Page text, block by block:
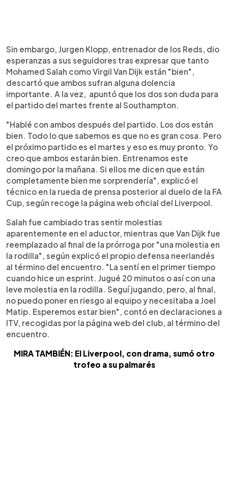
Sin embargo, Jurgen Klopp, entrenador de los Reds, dio
esperanzas a sus seguidores tras expresar que tanto
Mohamed Salah como Virgil Van Dijk están "bien",
descartó que ambos sufran alguna dolencia
importante. A la vez, apuntó que los dos son duda para
el partido del martes frente al Southampton.
"Hablé con ambos después del partido. Los dos están
bien. Todo lo que sabemos es que no es gran cosa. Pero
el próximo partido es el martes y eso es muy pronto. Yo
creo que ambos estarán bien. Entrenamos este
domingo por la mañana. Si ellos me dicen que están
completamente bien me sorprendería", explicó el
técnico en la rueda de prensa posterior al duelo de la FA
Cup, según recoge la página web oficial del Liverpool.
Salah fue cambiado tras sentir molestias
aparentemente en el aductor, mientras que Van Dijk fue
reemplazado al final de la prórroga por "una molestia en
la rodilla", según explicó el propio defensa neerlandés
al término del encuentro. "La sentí en el primer tiempo
cuando hice un esprint. Jugué 20 minutos o así con una
leve molestia en la rodilla. Seguí jugando, pero, al final,
no puedo poner en riesgo al equipo y necesitaba a Joel
Matip. Esperemos estar bien", contó en declaraciones a
ITV, recogidas por la página web del club, al término del
encuentro.
MIRA TAMBIÉN: El Liverpool, con drama, sumó otro
trofeo a su palmarés